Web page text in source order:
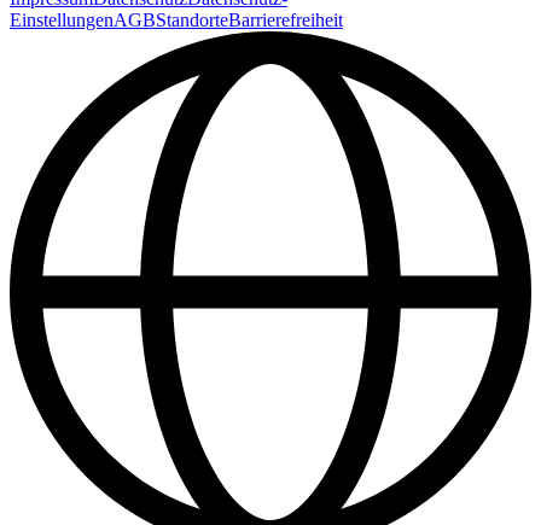
EinstellungenAGBStandorteBarrierefreiheit